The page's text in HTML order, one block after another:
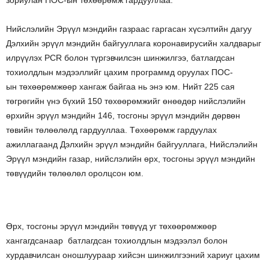
Нийслэлийн Эрүүл мэндийн газраас гаргасан хүсэлтийн дагуу
Дэлхийн эрүүл мэндийн байгууллага коронавирусийн халдварыг
илрүүлэх PCR болон түргэвчилсэн шинжилгээ, батлагдсан
тохиолдлын мэдээллийг цахим программд оруулах ПОС-
ын төхөөрөмжөөр хангаж байгаа нь энэ юм. Нийт 225 сая
төгрөгийн үнэ бүхий 150 төхөөрөмжийг өнөөдөр нийслэлийн
өрхийн эрүүл мэндийн 146, тосгоны эрүүл мэндийн дөрвөн
төвийн төлөөлөлд гардууллаа. Төхөөрөмж гардуулах
ажиллагаанд Дэлхийн эрүүл мэндийн байгууллага, Нийслэлийн
Эрүүл мэндийн газар, нийслэлийн өрх, тосгоны эрүүл мэндийн
төвүүдийн төлөөлөл оролцсон юм.
Өрх, тосгоны эрүүл мэндийн төвүүд уг төхөөрөмжөөр
хангагдсанаар батлагдсан тохиолдлын мэдээлэл болон
хурдавчилсан оношлуураар хийсэн шинжилгээний хариуг цахим